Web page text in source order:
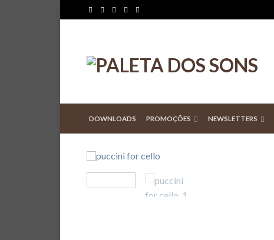
DOWNLOADS PROMOÇÕES NEWSLETTERS